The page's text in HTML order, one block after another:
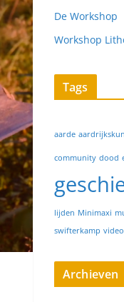
De Workshop
Workshop
Tags
aarde
community dood
lijden Minimaxi
swifterkamp video
Archieven